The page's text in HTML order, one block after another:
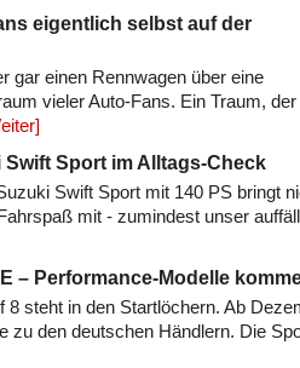
eigentlich selbst auf der
gar einen Rennwagen über eine
vieler Auto-Fans. Ein Traum,
Sport im Alltags-Check
Swift Sport mit 140 PS bringt
mit - zumindest unser
– Performance-Modelle
8 steht in den Startlöchern. Ab
zu den deutschen Händlern. Die